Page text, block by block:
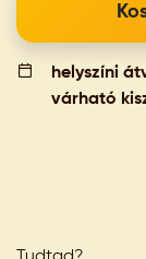
helyszíni
várható